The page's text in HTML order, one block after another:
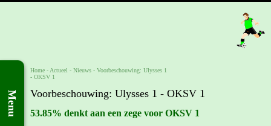
Menu
Home - Actueel - Nieuws - Voorbeschouwing: Ulysses 1
- OKSV 1
Voorbeschouwing: Ulysses 1 - OKSV 1
53.85% denkt aan een zege voor OKSV 1